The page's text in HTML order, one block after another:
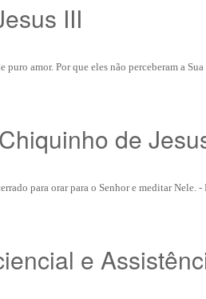
III
amor. Por que eles não perceberam a
de
para orar para o Senhor e meditar
e